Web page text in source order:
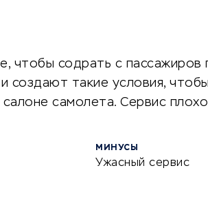
чтобы содрать с
создают такие условия,
самолета. Сервис
МИНУСЫ
Ужасный сервис